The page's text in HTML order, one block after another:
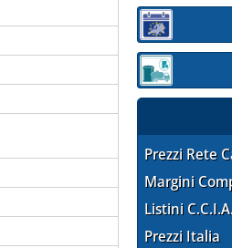
Sezione:
Sezione:
Prezzi Rete
Margini
Listini
Prezzi Italia